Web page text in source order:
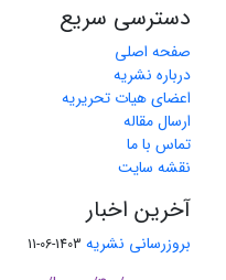
دسترسی سریع
صفحه اصلی
درباره نشریه
اعضای هیات تحریریه
ارسال مقاله
تماس با ما
نقشه سایت
آخرین اخبار
بروزرسانی نشریه 1403-06-11